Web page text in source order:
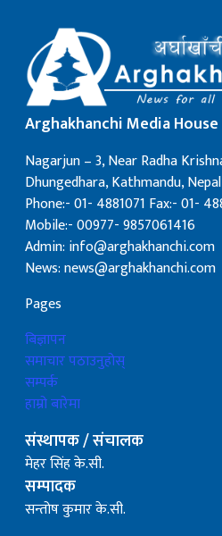
Arghakhanchi Media
Nagarjun – 3, Near Radha
Dhungedhara, Kathmandu, Nepal
Phone:- 01- 4881071 Fax:- 01-
Mobile:- 00977- 9857061416
Admin: info@arghakhanchi.com
News: news@arghakhanchi.com
Pages
बिज्ञापन
समाचार पठाउनुहोस्
सम्पर्क
हाम्रो बारेमा
संस्थापक / संचालक
मेहर सिंह के.सी.
सम्पादक
सन्तोष कुमार के.सी.